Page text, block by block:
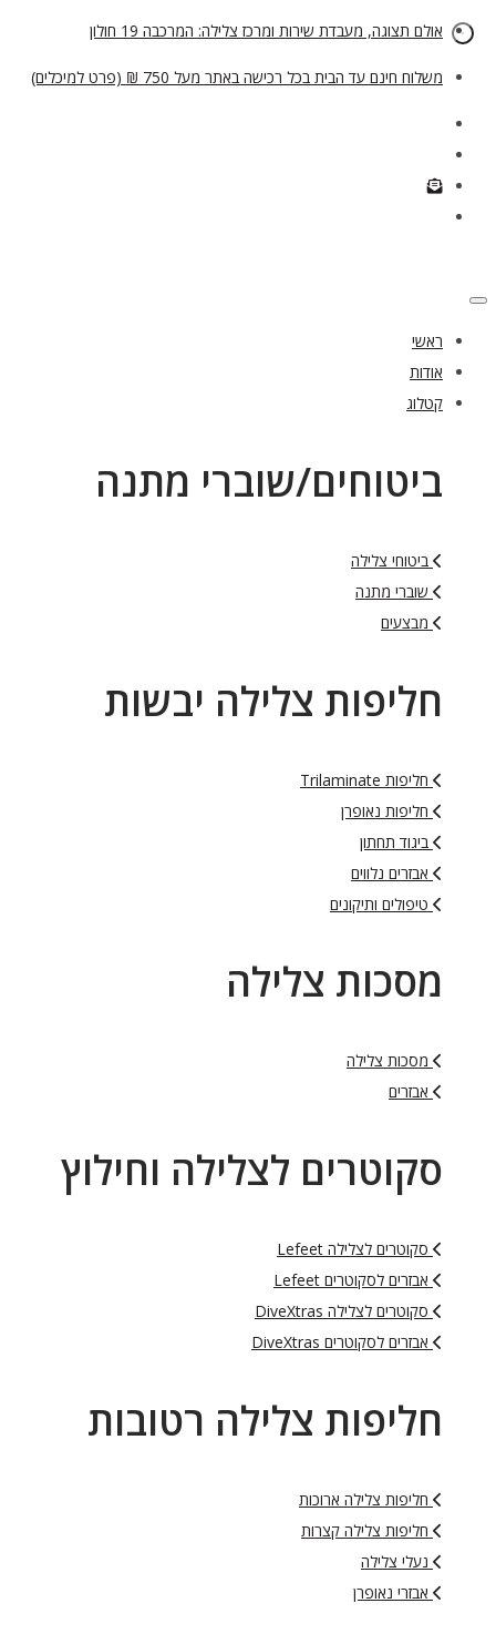
אולם תצוגה, מעבדת שירות ומרכז צלילה: המרכבה 19 חולון
משלוח חינם עד הבית בכל רכישה באתר מעל 750 ₪ (פרט למיכלים)
ראשי
אודות
קטלוג
ביטוחים/שוברי מתנה
ביטוחי צלילה
שוברי מתנה
מבצעים
חליפות צלילה יבשות
חליפות Trilaminate
חליפות נאופרן
ביגוד תחתון
אבזרים נלווים
טיפולים ותיקונים
מסכות צלילה
מסכות צלילה
אבזרים
סקוטרים לצלילה וחילוץ
סקוטרים לצלילה Lefeet
אבזרים לסקוטרים Lefeet
סקוטרים לצלילה DiveXtras
אבזרים לסקוטרים DiveXtras
חליפות צלילה רטובות
חליפות צלילה ארוכות
חליפות צלילה קצרות
נעלי צלילה
אבזרי נאופרן